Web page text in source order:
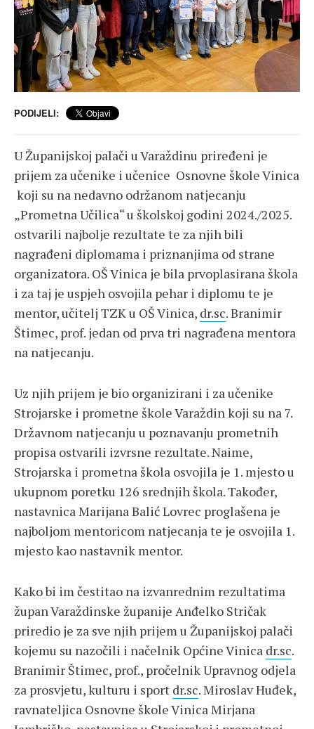
PODIJELI:
U Županijskoj palači u Varaždinu priređeni je
prijem za učenike i učenice Osnovne škole Vinica
koji su na nedavno održanom natjecanju
„Prometna Učilica“ u školskoj godini 2024./2025.
ostvarili najbolje rezultate te za njih bili
nagrađeni diplomama i priznanjima od strane
organizatora. OŠ Vinica je bila prvoplasirana škola
i za taj je uspjeh osvojila pehar i diplomu te je
mentor, učitelj TZK u OŠ Vinica, dr.sc. Branimir
Štimec, prof. jedan od prva tri nagrađena mentora
na natjecanju.
Uz njih prijem je bio organizirani i za učenike
Strojarske i prometne škole Varaždin koji su na 7.
Državnom natjecanju u poznavanju prometnih
propisa ostvarili izvrsne rezultate. Naime,
Strojarska i prometna škola osvojila je 1. mjesto u
ukupnom poretku 126 srednjih škola. Također,
nastavnica Marijana Balić Lovrec proglašena je
najboljom mentoricom natjecanja te je osvojila 1.
mjesto kao nastavnik mentor.
Kako bi im čestitao na izvanrednim rezultatima
župan Varaždinske županije Anđelko Stričak
priredio je za sve njih prijem u Županijskoj palači
kojemu su nazočili i načelnik Općine Vinica dr.sc.
Branimir Štimec, prof., pročelnik Upravnog odjela
za prosvjetu, kulturu i sport dr.sc. Miroslav Huđek,
ravnateljica Osnovne škole Vinica Mirjana